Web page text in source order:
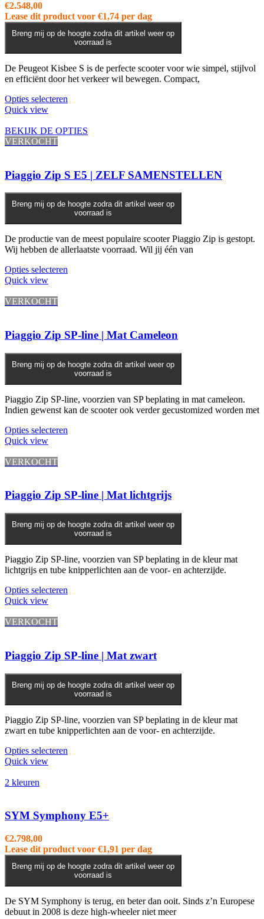
worden
op
de
productpagina
€2.548,00
Lease dit product voor €1,74 per dag
Breng mij op de hoogte zodra dit artikel weer op
voorraad is
De Peugeot Kisbee S is de perfecte scooter voor wie simpel, stijlvol
en efficiënt door het verkeer wil bewegen. Compact,
Opties selecteren
meerdere
kan
gekozen
worden
op
de
productpagina
Quick view
BEKIJK DE OPTIES
VERKOCHT
Piaggio Zip S E5 | ZELF SAMENSTELLEN
Breng mij op de hoogte zodra dit artikel weer op
voorraad is
De productie van de meest populaire scooter Piaggio Zip is gestopt.
Wij hebben de allerlaatste voorraad. Wil jij één van
Opties selecteren
Quick view
VERKOCHT
Piaggio Zip SP-line | Mat Cameleon
Breng mij op de hoogte zodra dit artikel weer op
voorraad is
Piaggio Zip SP-line, voorzien van SP beplating in mat cameleon.
Indien gewenst kan de scooter ook verder gecustomized worden met
Opties selecteren
Quick view
VERKOCHT
Piaggio Zip SP-line | Mat lichtgrijs
Breng mij op de hoogte zodra dit artikel weer op
voorraad is
Piaggio Zip SP-line, voorzien van SP beplating in de kleur mat
lichtgrijs en tube knipperlichten aan de voor- en achterzijde.
Opties selecteren
Quick view
VERKOCHT
Piaggio Zip SP-line | Mat zwart
Breng mij op de hoogte zodra dit artikel weer op
voorraad is
Piaggio Zip SP-line, voorzien van SP beplating in de kleur mat
zwart en tube knipperlichten aan de voor- en achterzijde.
Opties selecteren
Quick view
2 kleuren
SYM Symphony E5+
€2.798,00
Lease dit product voor €1,91 per dag
Breng mij op de hoogte zodra dit artikel weer op
voorraad is
De SYM Symphony is terug, en beter dan ooit. Sinds z’n Europese
debuut in 2008 is deze high-wheeler niet meer